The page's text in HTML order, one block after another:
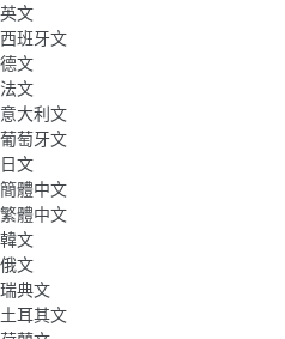
英文
西班牙文
德文
法文
意大利文
葡萄牙文
日文
簡體中文
繁體中文
韓文
俄文
瑞典文
土耳其文